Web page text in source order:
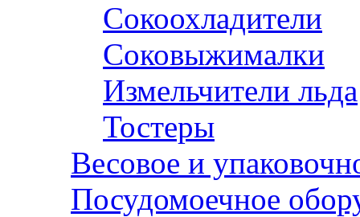
Сокоохладители
Соковыжималки
Измельчители льда
Тостеры
Весовое и
Посудомоечное